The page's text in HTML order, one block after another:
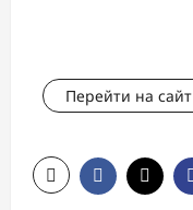
Перейти на сайт